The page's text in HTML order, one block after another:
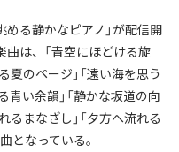
める静かなピアノ」が配信開
は、「青空にほどける旋
夏のページ」「遠い海を思う
青い余韻」「静かな坂道の向
るまなざし」「夕方へ流れる
となっている。